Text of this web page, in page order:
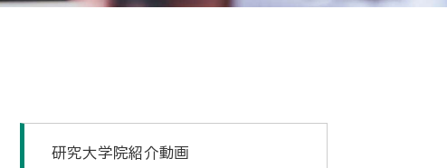
研究大学院紹介動画